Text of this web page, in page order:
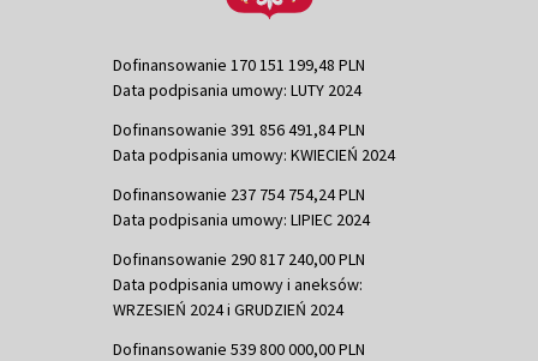
Dofinansowanie 170 151 199,48 PLN
Data podpisania umowy: LUTY 2024
Dofinansowanie 391 856 491,84 PLN
Data podpisania umowy: KWIECIEŃ 2024
Dofinansowanie 237 754 754,24 PLN
Data podpisania umowy: LIPIEC 2024
Dofinansowanie 290 817 240,00 PLN
Data podpisania umowy i aneksów:
WRZESIEŃ 2024 i GRUDZIEŃ 2024
Dofinansowanie 539 800 000,00 PLN